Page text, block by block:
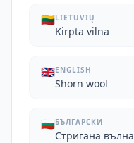
🇱🇹LIETUVIŲ
Kirpta vilna
🇬🇧ENGLISH
Shorn wool
🇧🇬БЪЛГАРСКИ
Стригана вълна